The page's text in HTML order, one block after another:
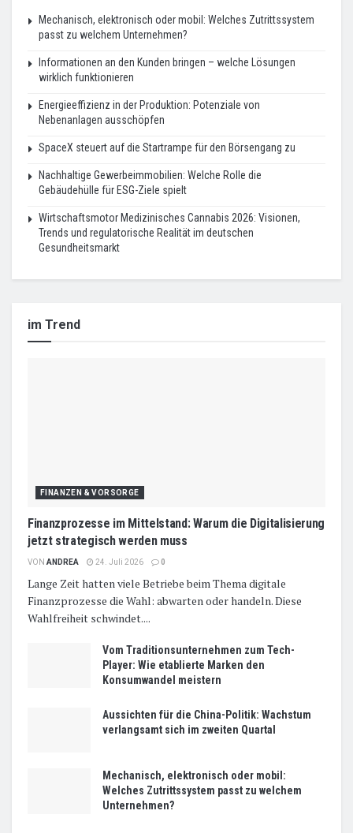
Mechanisch, elektronisch oder mobil: Welches Zutrittssystem
passt zu welchem Unternehmen?
Informationen an den Kunden bringen – welche Lösungen
wirklich funktionieren
Energieeffizienz in der Produktion: Potenziale von
Nebenanlagen ausschöpfen
SpaceX steuert auf die Startrampe für den Börsengang zu
Nachhaltige Gewerbeimmobilien: Welche Rolle die
Gebäudehülle für ESG-Ziele spielt
Wirtschaftsmotor Medizinisches Cannabis 2026: Visionen,
Trends und regulatorische Realität im deutschen
Gesundheitsmarkt
im Trend
FINANZEN & VORSORGE
Finanzprozesse im Mittelstand: Warum die Digitalisierung
jetzt strategisch werden muss
VON ANDREA 24. Juli 2026 0
Lange Zeit hatten viele Betriebe beim Thema digitale
Finanzprozesse die Wahl: abwarten oder handeln. Diese
Wahlfreiheit schwindet....
Vom Traditionsunternehmen zum Tech-
Player: Wie etablierte Marken den
Konsumwandel meistern
Aussichten für die China-Politik: Wachstum
verlangsamt sich im zweiten Quartal
Mechanisch, elektronisch oder mobil:
Welches Zutrittssystem passt zu welchem
Unternehmen?